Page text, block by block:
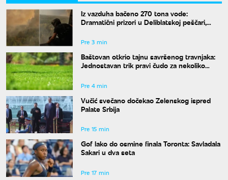
Iz vazduha bačeno 270 tona vode:
Dramatični prizori u Deliblatskoj peščari,
stihijom
Pre 3 min
Baštovan otkrio tajnu savršenog travnjaka:
Jednostavan trik pravi čudo za nekoliko
Pre 4 min
Vučić svečano dočekao Zelenskog ispred
Palate Srbija
Pre 15 min
Gof lako do osmine finala Toronta: Savladala
Sakari u dva seta
Pre 17 min